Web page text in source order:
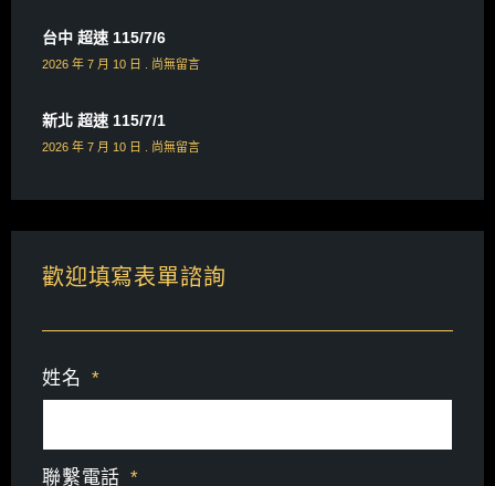
台中 超速 115/7/6
2026 年 7 月 10 日 尚無留言
新北 超速 115/7/1
2026 年 7 月 10 日 尚無留言
歡迎填寫表單諮詢
姓名
聯繫電話